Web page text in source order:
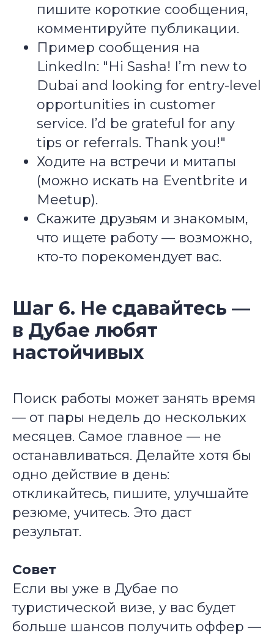
пишите короткие сообщения,
комментируйте публикации.
Пример сообщения на
LinkedIn: "Hi Sasha! I’m new to
Dubai and looking for entry-level
opportunities in customer
service. I’d be grateful for any
tips or referrals. Thank you!"
Ходите на встречи и митапы
(можно искать на Eventbrite и
Meetup).
Скажите друзьям и знакомым,
что ищете работу — возможно,
кто-то порекомендует вас.
Шаг 6. Не сдавайтесь —
в Дубае любят
настойчивых
Поиск работы может занять время
— от пары недель до нескольких
месяцев. Самое главное — не
останавливаться. Делайте хотя бы
одно действие в день:
откликайтесь, пишите, улучшайте
резюме, учитесь. Это даст
результат.
Совет
Если вы уже в Дубае по
туристической визе, у вас будет
больше шансов получить оффер —